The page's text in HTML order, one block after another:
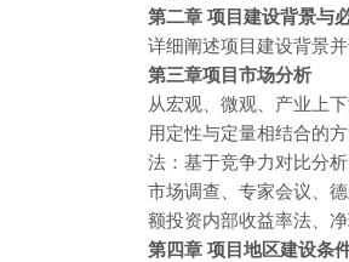
第二章 项目建设背景与
详细阐述项目建设背景
第三章项目市场分析
从宏观、微观、产业上
用定性与定量相结合的
法：基于竞争力对比分
市场调查、专家会议、
额投资内部收益率法、
第四章 项目地区建设条